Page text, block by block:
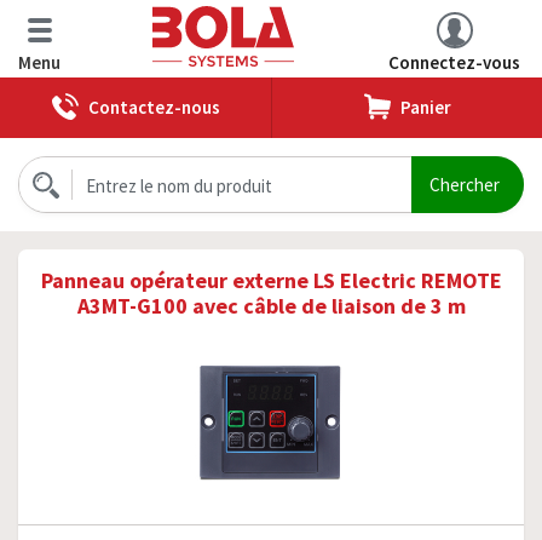
Menu
Connectez-vous
Contactez-nous
Panier
Panneau opérateur externe LS Electric REMOTE
A3MT-G100 avec câble de liaison de 3 m